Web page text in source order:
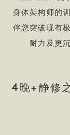
身体架构师的
伴您突破现有
耐力及更
4晚+静修